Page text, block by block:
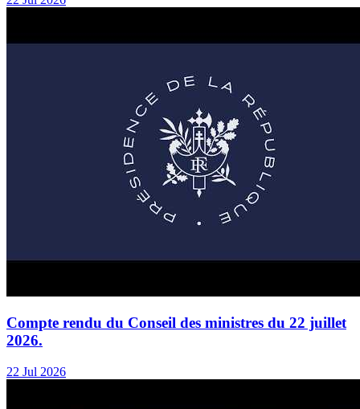
Compte rendu du Conseil des ministres du 22 juillet
2026.
22 Jul 2026